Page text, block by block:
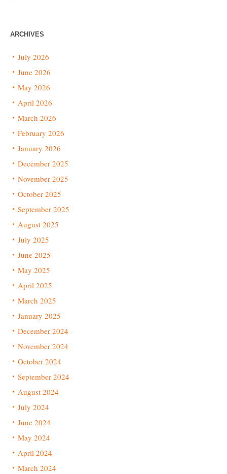
ARCHIVES
July 2026
June 2026
May 2026
April 2026
March 2026
February 2026
January 2026
December 2025
November 2025
October 2025
September 2025
August 2025
July 2025
June 2025
May 2025
April 2025
March 2025
January 2025
December 2024
November 2024
October 2024
September 2024
August 2024
July 2024
June 2024
May 2024
April 2024
March 2024